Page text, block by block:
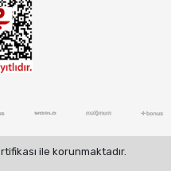
ile korunmaktadır.